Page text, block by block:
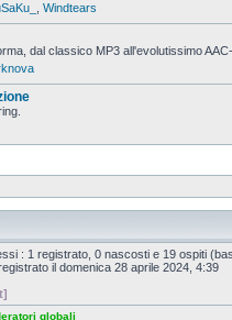
Windtears
dal classico MP3 all'evolutissimo
: 1 registrato, 0 nascosti e 19 ospiti
il domenica 28 aprile 2024, 4:39
globali